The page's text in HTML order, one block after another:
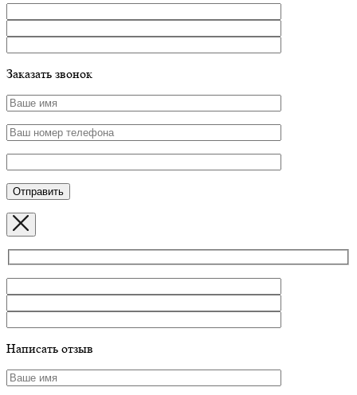
Заказать звонок
Написать отзыв